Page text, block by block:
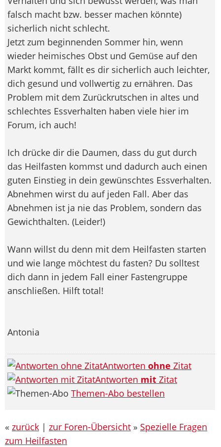
falsch macht bzw. besser machen könnte)
sicherlich nicht schlecht.
Jetzt zum beginnenden Sommer hin, wenn
wieder heimisches Obst und Gemüse auf den
Markt kommt, fällt es dir sicherlich auch leichter,
dich gesund und vollwertig zu ernähren. Das
Problem mit dem Zurückrutschen in altes und
schlechtes Essverhalten haben viele hier im
Forum, ich auch!
Ich drücke dir die Daumen, dass du gut durch
das Heilfasten kommst und dadurch auch einen
guten Einstieg in dein gewünschtes Essverhalten.
Abnehmen wirst du auf jeden Fall. Aber das
Abnehmen ist ja nie das Problem, sondern das
Gewichthalten. (Leider!)
Wann willst du denn mit dem Heilfasten starten
und wie lange möchtest du fasten? Du solltest
dich dann in jedem Fall einer Fastengruppe
anschließen. Hilft total!
Antonia
Antworten ohne Zitat
Antworten mit Zitat
Themen-Abo bestellen
« zurück | zur Foren-Übersicht » Spezielle Fragen
zum Heilfasten